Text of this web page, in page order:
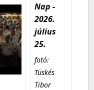
Nap -
2026.
július
25.
fotó:
Tüskés
Tibor